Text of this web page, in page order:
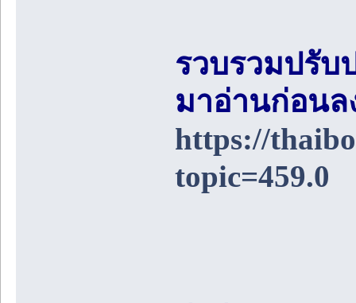
รวบรวมปรับ
มาอ่านก่อน
https://
topic=459.0